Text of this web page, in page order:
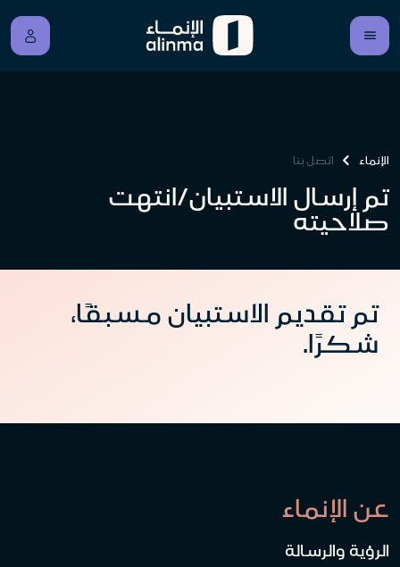
الإنماء اتصل بنا
تم إرسال الاستبيان/انتهت
صلاحيته
تم تقديم الاستبيان مسبقًا،
شكرًا.
عن الإنماء
الرؤية والرسالة